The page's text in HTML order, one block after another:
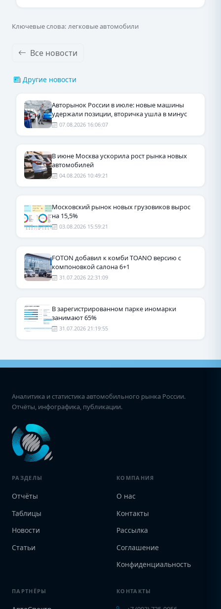
Ключевые слова: легковые автомобили
Все новости
Другие новости
Авторынок России в июле: новые машины
удержали позиции, вторичка ушла в минус
07.08.2026 16:06:07
В июне Москва ускорила рост рынка новых
автомобилей
04.08.2026 10:49:21
Московский рынок новых грузовиков вырос
на 15,5%
03.08.2026 15:59:21
FOTON добавил к комби TOANO версию с
компоновкой салона 6+1
31.07.2026 22:31:09
В зарегистрированном парке иномарки
занимают 65%
31.07.2026 21:19:55
Аналитика и статистика автомобильного рынка России.
Отчёты, инфографика, публикации.
РАЗДЕЛЫ
Отчёты
Таблицы
Новости
Статьи
КОМПАНИЯ
О нас
Контакты
Рассылка
Соглашение
Конфиденциальность
ПАРТНЁРЫ КОНТАКТЫ